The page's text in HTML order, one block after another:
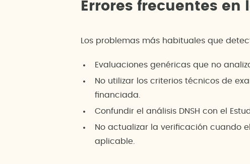
Errores frecuentes en
Los problemas más habituales que
Evaluaciones genéricas que no
No utilizar los criterios técnicos de
financiada.
Confundir el análisis DNSH con el
No actualizar la verificación cuando
aplicable.